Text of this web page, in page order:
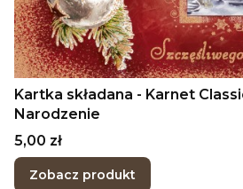
Kartka składana - Karnet
Narodzenie
Cena
5,00 zł
Zobacz produkt